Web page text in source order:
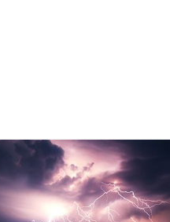
samme sted to gange.